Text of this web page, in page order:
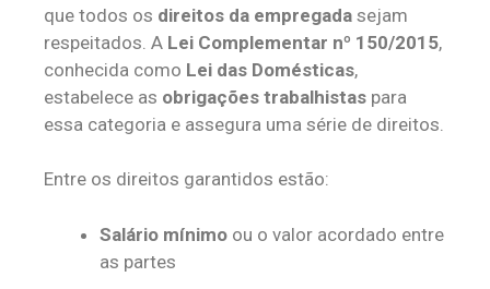
que todos os direitos da empregada sejam
respeitados. A Lei Complementar nº 150/2015,
conhecida como Lei das Domésticas,
estabelece as obrigações trabalhistas para
essa categoria e assegura uma série de direitos.
Entre os direitos garantidos estão:
Salário mínimo ou o valor acordado entre
as partes